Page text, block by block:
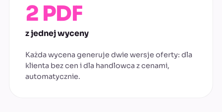
2 PDF
z jednej wyceny
Każda wycena generuje dwie wersje oferty: dla
klienta bez cen i dla handlowca z cenami,
automatycznie.